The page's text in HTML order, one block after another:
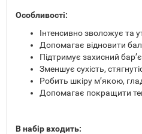
Особливості:
Інтенсивно зволожує та
Допомагає відновити
Підтримує захисний
Зменшує сухість,
Робить шкіру м’якою,
Допомагає покращити
В набір входить: